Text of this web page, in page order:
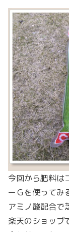
今回から肥料は
ーＧを使ってみ
アミノ酸配合で
楽天のショップ